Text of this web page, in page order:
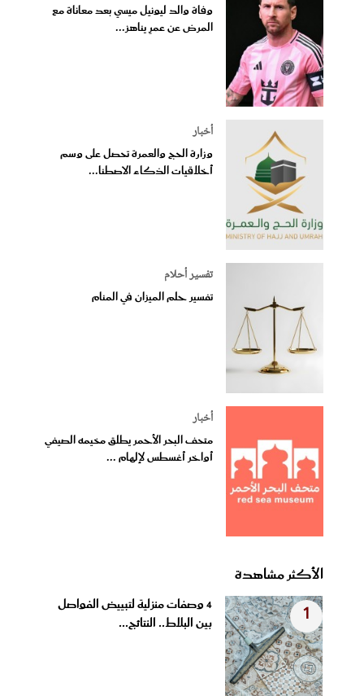
وفاة والد ليونيل ميسي بعد معاناة مع
المرض عن عمرٍ يناهز...
أخبار
وزارة الحج والعمرة تحصل على وسم
أخلاقيات الذكاء الاصطنا...
تفسير أحلام
تفسير حلم الميزان في المنام
أخبار
متحف البحر الأحمر يطلق مخيمه الصيفي
أواخر أغسطس لإلهام ...
الأكثر مشاهدة
1
4 وصفات منزلية لتبييض الفواصل
بين البلاط.. النتائج...